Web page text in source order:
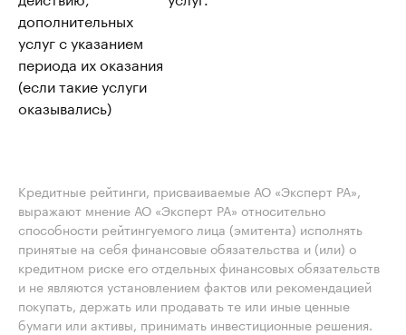
дополнительных
услуг с указанием
периода их оказания
(если такие услуги
оказывались)
Кредитные рейтинги, присваиваемые АО «Эксперт РА»,
выражают мнение АО «Эксперт РА» относительно
способности рейтингуемого лица (эмитента) исполнять
принятые на себя финансовые обязательства и (или) о
кредитном риске его отдельных финансовых обязательств
и не являются установлением фактов или рекомендацией
покупать, держать или продавать те или иные ценные
бумаги или активы, принимать инвестиционные решения.